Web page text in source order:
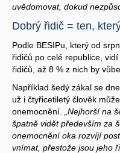
uvědomovat, dokud
Dobrý řidič = ten,
Podle BESIPu, který od
řidičů po celé republice,
řidičů, až 8 % z nich by
Například šedý zákal se
už i čtyřicetiletý člověk
onemocnění.
„Nejhorší na
špatně vidět především za
onemocnění oka rozvíjí
vnímat, přestože jsou jeho